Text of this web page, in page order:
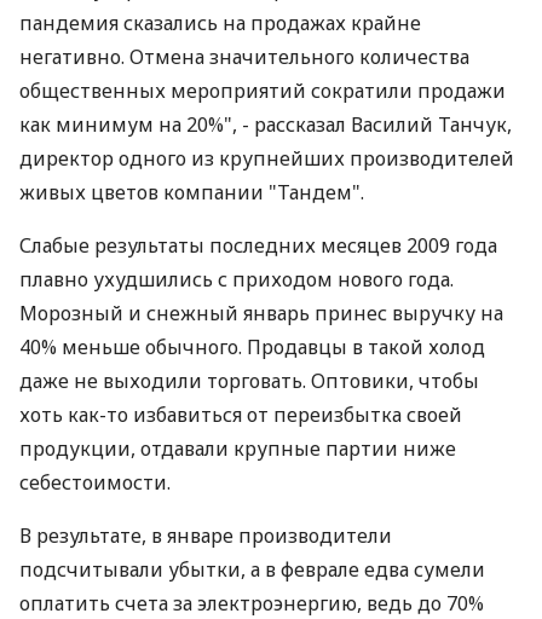
пандемия сказались на продажах крайне
негативно. Отмена значительного количества
общественных мероприятий сократили продажи
как минимум на 20%", - рассказал Василий Танчук,
директор одного из крупнейших производителей
живых цветов компании "Тандем".
Слабые результаты последних месяцев 2009 года
плавно ухудшились с приходом нового года.
Морозный и снежный январь принес выручку на
40% меньше обычного. Продавцы в такой холод
даже не выходили торговать. Оптовики, чтобы
хоть как-то избавиться от переизбытка своей
продукции, отдавали крупные партии ниже
себестоимости.
В результате, в январе производители
подсчитывали убытки, а в феврале едва сумели
оплатить счета за электроэнергию, ведь до 70%